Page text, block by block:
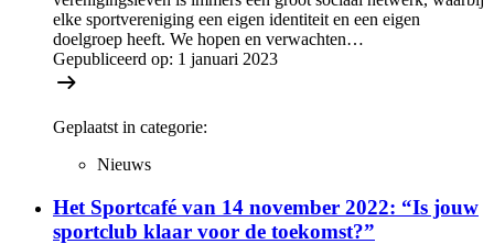
elke sportvereniging een eigen identiteit en een eigen
doelgroep heeft. We hopen en verwachten…
Gepubliceerd op: 1 januari 2023
Geplaatst in categorie:
Nieuws
Het Sportcafé van 14 november 2022: “Is jouw
sportclub klaar voor de toekomst?”